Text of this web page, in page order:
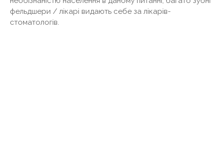
фельдшери / лікарі видають себе за лікарів-
стоматологів.